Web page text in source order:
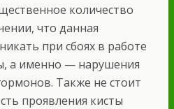
количество
что данная
при сбоях в работе
а именно — нарушения
Также не стоит
проявления кисты